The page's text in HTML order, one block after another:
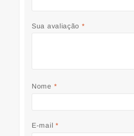
Sua avaliação *
Nome *
E-mail *